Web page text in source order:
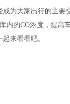
为大家出行的主
内的CO浓度，提高
来看看吧。